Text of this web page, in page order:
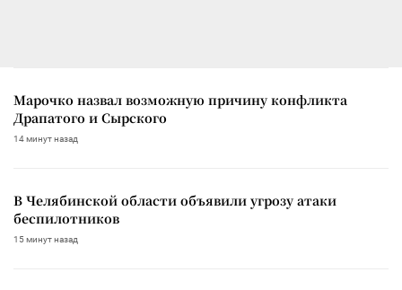
Марочко назвал возможную причину конфликта
Драпатого и Сырского
14 минут назад
В Челябинской области объявили угрозу атаки
беспилотников
15 минут назад